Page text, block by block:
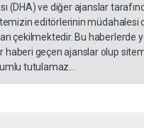
(DHA) ve diğer ajanslar
editörlerinin müdahalesi
çekilmektedir. Bu haberlerde
haberi geçen ajanslar olup
tutulamaz...